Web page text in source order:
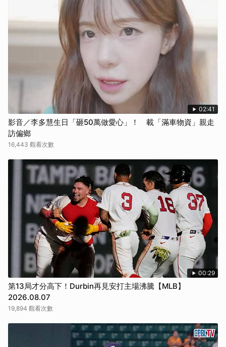
02:41
影音／李多慧生日「砸50萬做愛心」！ 載「滿車物資」親走
訪偏鄉
16,443 觀看次數
00:29
第13局才分高下！Durbin再見安打主場沸騰【MLB】
2026.08.07
19,894 觀看次數